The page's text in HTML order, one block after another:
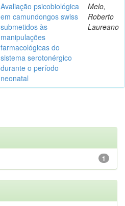
Avaliação psicobiológica
em camundongos swiss
submetidos às
manipulações
farmacológicas do
sistema serotonérgico
durante o período
neonatal
Melo,
Roberto
Laureano
1